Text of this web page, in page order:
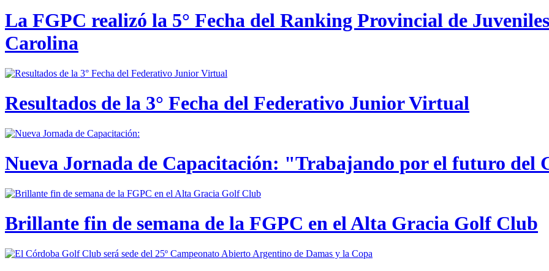
La FGPC realizó la 5° Fecha del Ranking Provincial de
Carolina
Resultados de la 3° Fecha del Federativo Junior Virtual
Nueva Jornada de Capacitación: "Trabajando por el futuro del
Brillante fin de semana de la FGPC en el Alta Gracia Golf Club